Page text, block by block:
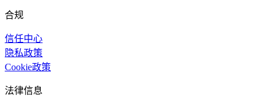
合规
信任中心
隐私政策
Cookie政策
法律信息